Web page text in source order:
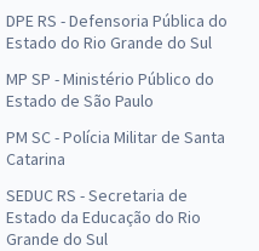
DPE RS - Defensoria Pública do
Estado do Rio Grande do Sul
MP SP - Ministério Público do
Estado de São Paulo
PM SC - Polícia Militar de Santa
Catarina
SEDUC RS - Secretaria de
Estado da Educação do Rio
Grande do Sul